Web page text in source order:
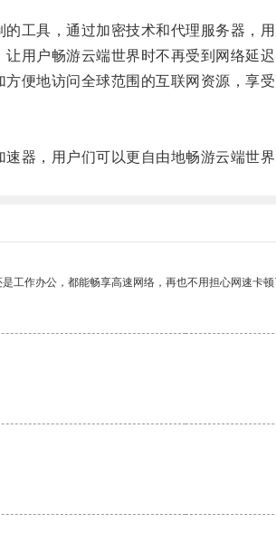
具，通过加密技术和代理服务器，用
户畅游云端世界时不再受到网络延迟
地访问全球范围的互联网资源，享受
，用户们可以更自由地畅游云端世界
工作办公，都能畅享高速网络，再也不用担心网速卡